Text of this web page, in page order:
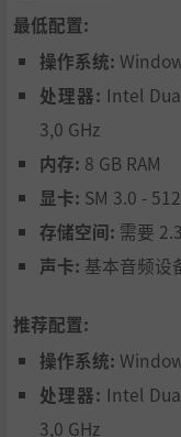
使用“捕梦网”从昏
数。你无法从尸体
人。
最低配置:
操作系统:
处理器: Intel
3,0 GHz
内存: 8 GB RAM
显卡: SM 3.0 -
存储空间: 需要
声卡: 基本音频设
推荐配置:
操作系统:
处理器: Intel
3,0 GHz